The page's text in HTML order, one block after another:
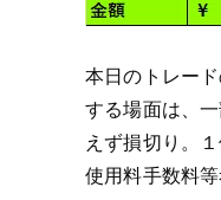
本日のトレー
する場面は、
えず損切り。
使用料手数料等